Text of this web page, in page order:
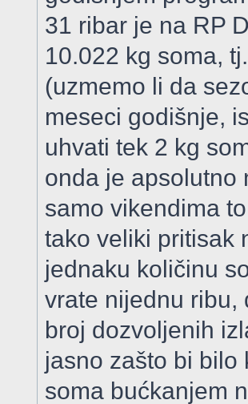
31 ribar je na RP
10.022 kg soma,
(uzmemo li da
meseci godišnje,
uhvati tek 2 kg
onda je apsolutno
samo vikendima
tako veliki pritisak
jednaku količinu
vrate nijednu ribu,
broj dozvoljenih
jasno zašto bi bilo
soma bućkanjem